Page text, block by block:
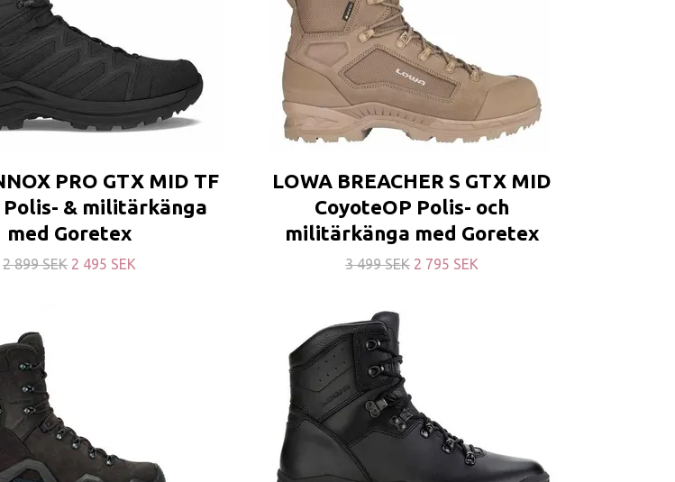
PRO GTX MID TF
Polis- & militärkänga
med Goretex
2 899 SEK 2 495 SEK
LOWA BREACHER S GTX MID
CoyoteOP Polis- och
militärkänga med Goretex
3 499 SEK 2 795 SEK